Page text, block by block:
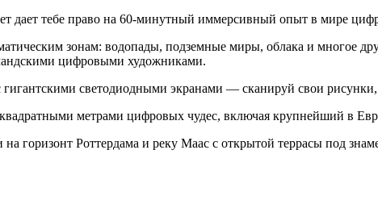
дает тебе право на 60-минутный иммерсивный опыт в мире
зонам: водопады, подземные миры, облака и многое
цифровыми художниками.
гигантскими светодиодными экранами — сканируй свои
метрами цифровых чудес, включая крупнейший в
на горизонт Роттердама и реку Маас с открытой террасы под